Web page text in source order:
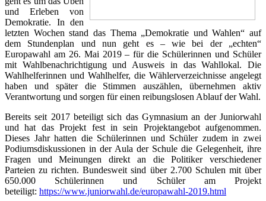
und Erleben von
Demokratie. In den
letzten Wochen stand das Thema „Demokratie und Wahlen“ auf
dem Stundenplan und nun geht es – wie bei der „echten“
Europawahl am 26. Mai 2019 – für die Schülerinnen und Schüler
mit Wahlbenachrichtigung und Ausweis in das Wahllokal. Die
Wahlhelferinnen und Wahlhelfer, die Wählerverzeichnisse angelegt
haben und später die Stimmen auszählen, übernehmen aktiv
Verantwortung und sorgen für einen reibungslosen Ablauf der Wahl.
Bereits seit 2017 beteiligt sich das Gymnasium an der Juniorwahl
und hat das Projekt fest in sein Projektangebot aufgenommen.
Dieses Jahr hatten die Schülerinnen und Schüler zudem in zwei
Podiumsdiskussionen in der Aula der Schule die Gelegenheit, ihre
Fragen und Meinungen direkt an die Politiker verschiedener
Parteien zu richten. Bundesweit sind über 2.700 Schulen mit über
650.000 Schülerinnen und Schüler am Projekt
beteiligt: https://www.juniorwahl.de/europawahl-2019.html